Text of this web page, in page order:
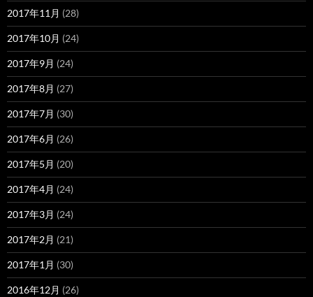
2017年11月 (28)
2017年10月 (24)
2017年9月 (24)
2017年8月 (27)
2017年7月 (30)
2017年6月 (26)
2017年5月 (20)
2017年4月 (24)
2017年3月 (24)
2017年2月 (21)
2017年1月 (30)
2016年12月 (26)